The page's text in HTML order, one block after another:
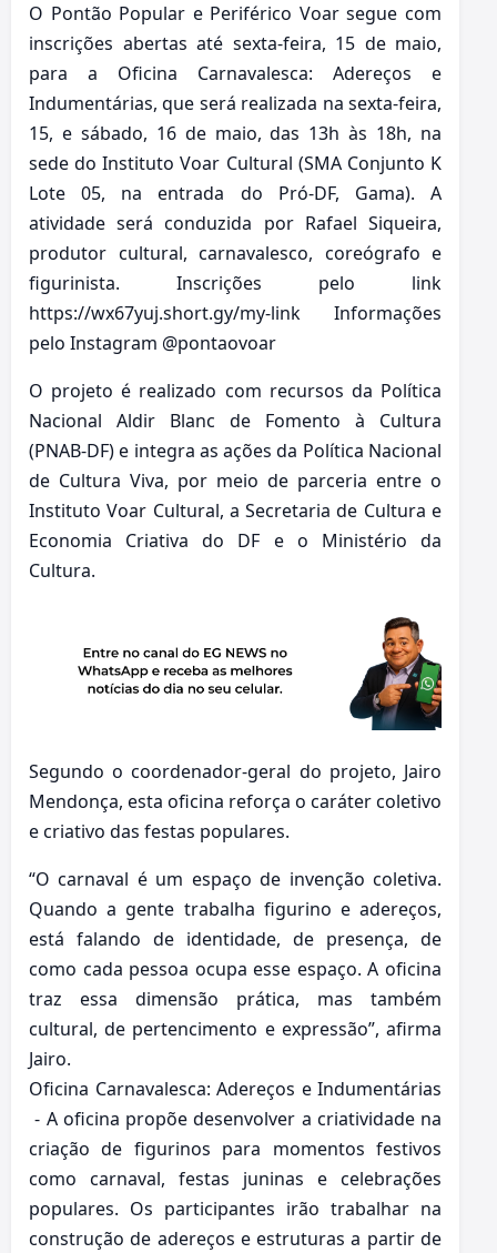
O Pontão Popular e Periférico Voar segue com
inscrições abertas até sexta-feira, 15 de maio,
para a Oficina Carnavalesca: Adereços e
Indumentárias, que será realizada na sexta-feira,
15, e sábado, 16 de maio, das 13h às 18h, na
sede do Instituto Voar Cultural (SMA Conjunto K
Lote 05, na entrada do Pró-DF, Gama). A
atividade será conduzida por Rafael Siqueira,
produtor cultural, carnavalesco, coreógrafo e
figurinista. Inscrições pelo link
https://wx67yuj.short.gy/my-link Informações
pelo Instagram @pontaovoar
O projeto é realizado com recursos da Política
Nacional Aldir Blanc de Fomento à Cultura
(PNAB-DF) e integra as ações da Política Nacional
de Cultura Viva, por meio de parceria entre o
Instituto Voar Cultural, a Secretaria de Cultura e
Economia Criativa do DF e o Ministério da
Cultura.
Segundo o coordenador-geral do projeto, Jairo
Mendonça, esta oficina reforça o caráter coletivo
e criativo das festas populares.
“O carnaval é um espaço de invenção coletiva.
Quando a gente trabalha figurino e adereços,
está falando de identidade, de presença, de
como cada pessoa ocupa esse espaço. A oficina
traz essa dimensão prática, mas também
cultural, de pertencimento e expressão”, afirma
Jairo.
Oficina Carnavalesca: Adereços e Indumentárias
- A oficina propõe desenvolver a criatividade na
criação de figurinos para momentos festivos
como carnaval, festas juninas e celebrações
populares. Os participantes irão trabalhar na
construção de adereços e estruturas a partir de